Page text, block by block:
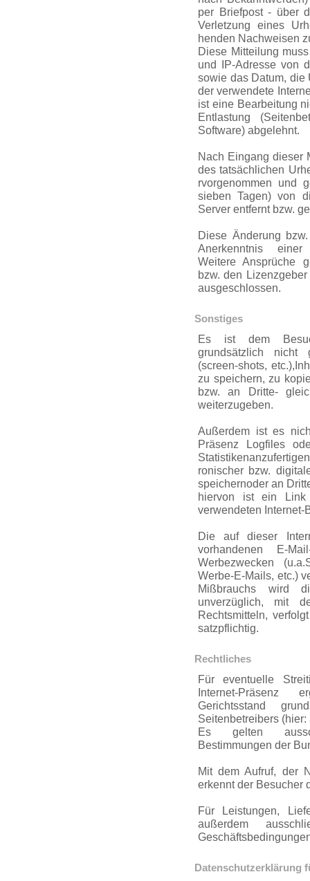
per Briefpost - über
Verletzung eines
henden Nachweisen
Diese Mitteilung
und IP-Adresse von
sowie das Datum, die
der verwendete
ist eine Bearbeitung
Entlastung
Software) abgelehnt.
Nach Eingang dieser
des tatsächlichen
rvorge­nommen und
sieben Tagen) von
Server entfernt bzw.
Diese Änderung
Anerkenntnis einer
Weitere Ansprüche
bzw. den
ausge­schlossen.
Sonstiges
Es ist dem
grundsätzlich nicht
(screen-shots,
zu speichern, zu
bzw. an Dritte-
weiterzugeben.
Außerdem ist es
Präsenz Logfiles
ronischer bzw.
speichernoder an
hiervon ist ein
verwendeten Internet-
Die auf dieser
vorhandenen E-
Werbezwecken
Werbe-E-Mails, etc.)
Mißbrauchs wird
unverzüglich, mit
Rechtsmitteln,
satzpflichtig.
Rechtliches
Für eventuelle
Internet-
Gerichtsstand
Seitenbe­treibers (hier:
Es gelten
Bestimmungen der
Mit dem Aufruf, der
erkennt der Besucher
Für Leistungen,
außerdem
Daten­schut­zerklärung